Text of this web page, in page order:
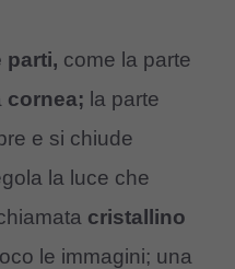
parti, come la parte
cornea; la parte
e si chiude
la luce che
cristallino
le immagini; una